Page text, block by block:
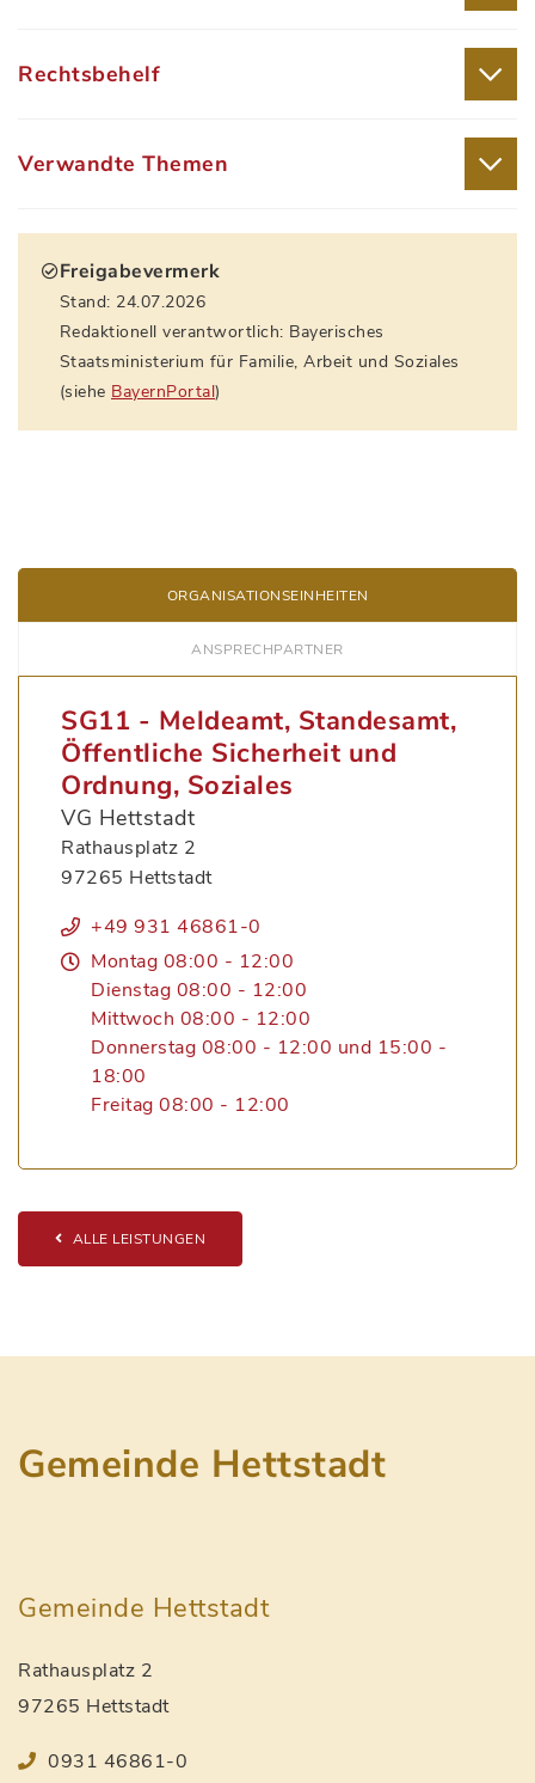
Rechtsbehelf
Verwandte Themen
Freigabevermerk
Stand: 24.07.2026
Redaktionell verantwortlich: Bayerisches
Staatsministerium für Familie, Arbeit und Soziales
(siehe BayernPortal)
ORGANISATIONS­EINHEITEN
ANSPRECH­PARTNER
SG11 - Meldeamt, Standesamt,
Öffentliche Sicherheit und
Ordnung, Soziales
VG Hettstadt
Rathausplatz 2
97265 Hettstadt
+49 931 46861-0
Montag 08:00 - 12:00
Dienstag 08:00 - 12:00
Mittwoch 08:00 - 12:00
Donnerstag 08:00 - 12:00 und 15:00 -
18:00
Freitag 08:00 - 12:00
ALLE LEISTUNGEN
Gemeinde Hettstadt
Gemeinde Hettstadt
Rathausplatz 2
97265 Hettstadt
0931 46861-0